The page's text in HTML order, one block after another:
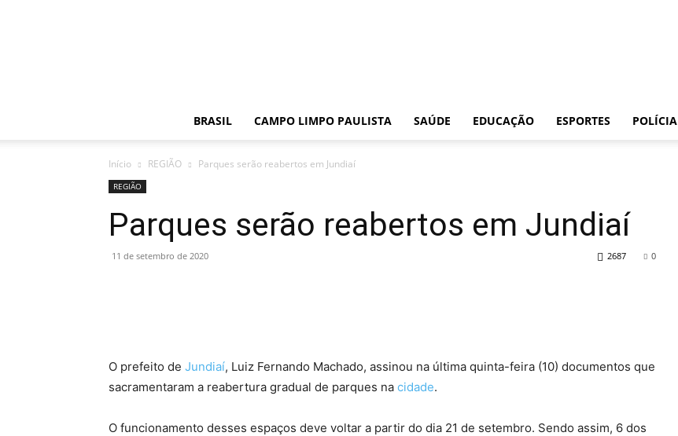
BRASIL CAMPO LIMPO PAULISTA SAÚDE EDUCAÇÃO ESPORTES POLÍCIA
Início REGIÃO Parques serão reabertos em Jundiaí
REGIÃO
Parques serão reabertos em Jundiaí
11 de setembro de 2020 0
2687
O prefeito de Jundiaí, Luiz Fernando Machado, assinou na última quinta-feira (10) documentos que
sacramentaram a reabertura gradual de parques na cidade.
O funcionamento desses espaços deve voltar a partir do dia 21 de setembro. Sendo assim, 6 dos